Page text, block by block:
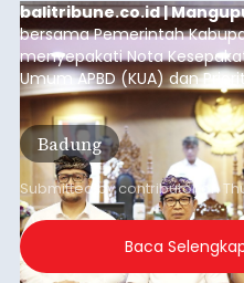
balitribune.co.id |
bersama Pemerintah
menyepakati Nota
Umum APBD (KUA) dan
Sementara (PPAS) Tahun
rapat paripurna yang digelar
Badung, Kamis (6/8/2026).
Badung
Submitted bycontributor on
Baca